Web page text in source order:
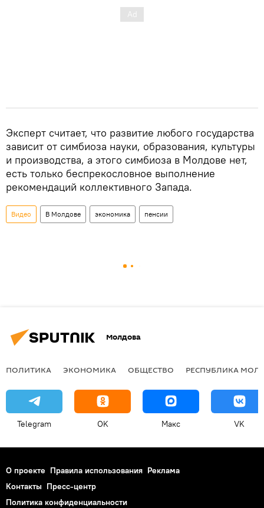
Эксперт считает, что развитие любого государства
зависит от симбиоза науки, образования, культуры
и производства, а этого симбиоза в Молдове нет,
есть только беспрекословное выполнение
рекомендаций коллективного Запада.
Видео В Молдове экономика пенсии
Молдова
ПОЛИТИКА ЭКОНОМИКА ОБЩЕСТВО РЕСПУБЛИКА
Telegram OK Макс VK
О проекте Правила использования Реклама
Контакты Пресс-центр
Политика конфиденциальности